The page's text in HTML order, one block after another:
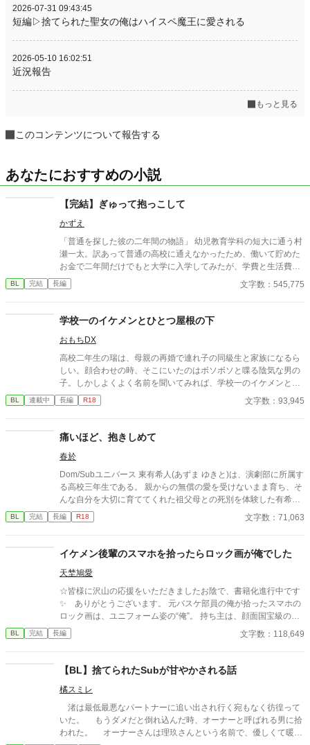
2026-07-31 09:43:45
短編▷捨てられた聖女の俺はハイスペ魔王に愛される
2026-05-10 16:02:51
近況報告
もっと見る
このコンテンツについて報告する
あなたにおすすめの小説
【完結】ぎゅって抱っこして
かずえ
「普通を探した彼の二年間の物語」 幼児教育学科の短大に通う村
瀬一太。訳あって普通の高校に通えなかったため、働いて貯めた
お金で二年間だけでもと大学に入学してみたが、学費と生活費を
稼ぎつつ学校に通うのは、考えていたよりも厳しい……。 でも、
頼れる者は誰もいない。 自分で頑張らなきゃ。 本気なら何でもで
いた松島晃に苦手なピアノの課題で助けてもらってから、どうに
も自分の心がコントロールできなくなって……。
BL 完結 長編 文字数：545,775
学校一のイケメンとひとつ屋根の下
おもちDX
高校二年生の瑞は、母親の再婚で連れ子の同級生と家族になるら
しい。顔合わせの時、そこにいたのはボソボソと喋る陰気な男の
子。しかしよくよく名前を聞いてみれば、学校一のイケメンと名
高い逢坂だった！ 学校との激しいギャップに驚きつつも距離を縮
めようとする瑞だが、逢坂からの印象は最悪なようで……？ キラ
ープ所属の能天気な男の子 立場の全く違う二人が家族となり、や
BL 連載中 長編 R18 文字数：93,945
痛いほど、抱きしめて
春於
Dom/Subユニバース 東有希人(あずま ゆきと)は、演劇部に所属す
る高校三年生である。 親からの無償の愛を受けないまま育ち、そ
んな自分を大切に育ててくれた祖父母との死別を体験した有希人
は舞台の上だけが自分の居場所だと思っていた。 しかし、高校三
年生の春。普段と変わらぬ生活が始まると思った矢先に高校二年
のの、それから毎日のように叶人にお世話され、構われるように
なった。 有希人はそれにうんざりしながらも甘受する日々を送っ
BL 完結 長編 R18 文字数：71,063
イケメン後輩のスマホを拾ったらロック画が俺でした
天埜鳩愛
☆皆様に沢山の応援をいただきましたお陰で、書籍化進行中です
✨ ありがとうございます。 元バスケ部員の俺が拾ったスマホの
ロック画は、ユニフォーム姿の“俺”。 持ち主は、顔面国宝級のイ
ケメン一年生。 なんで俺の写真？ なんでロック画？ 問い詰める
間もなく「この人が最優先なんで」って宣言されて、女子の悲鳴
だけなんだけど。 頼られたら嫌とは言えない南澤燈真は高校二年
生。クールなイケメン後輩、北門唯が置き忘れたスマホを手に取
ってみると、ロック画が何故か中学時代の燈真だった！ 北門は
モテ男ゆえに女子からしつこくされ、燈真が助けることに。その
日から学年を越え急激に仲良くなる二人。燈真は誰にも言えなか
った悩みを北門にだけ打ち明けて……。一途なメロ後輩 × 絆
BL 完結 長編 文字数：118,649
【BL】捨てられたSubが甘やかされる話
橘スミレ
渚は最低最悪なパートナーに追い出され行く宛もなく彷徨って
いた。 もうダメだと倒れ込んだ時、オーナーと呼ばれる男に拾
われた。 オーナーさんは理玖さんという名前で、優しくて暖か